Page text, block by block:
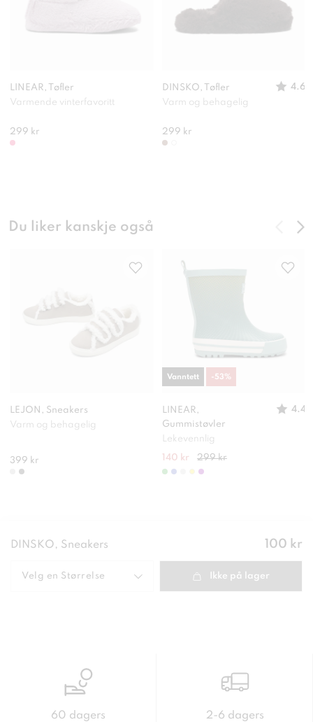
LINEAR, Tøfler
Varmende vinterfavoritt
299 kr
DINSKO, Tøfler
4.6
Varm og behagelig
299 kr
Du liker kanskje også
LEJON, Sneakers
Varm og behagelig
399 kr
LINEAR,
Gummistøvler
4.4
Lekevennlig
140 kr 299 kr
Vanntett -53%
DINSKO, Sneakers Pris:
100 kr
Velg en Størrelse Ikke på lager
60 dagers
2-6 dagers